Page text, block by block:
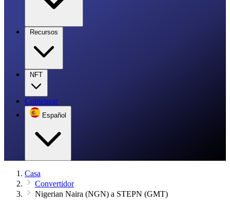
Recursos
NFT
Comenzar
Español
Casa
Convertidor
Nigerian Naira (NGN) a STEPN (GMT)